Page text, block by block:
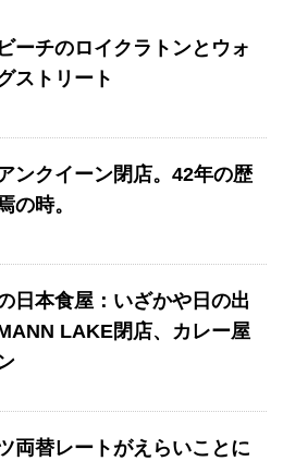
ーチのロイクラトンとウォ
ストリート
ンクイーン閉店。42年の歴
の時。
日本食屋：いざかや日の出
LAKE閉店、カレー屋
両替レートがえらいことに